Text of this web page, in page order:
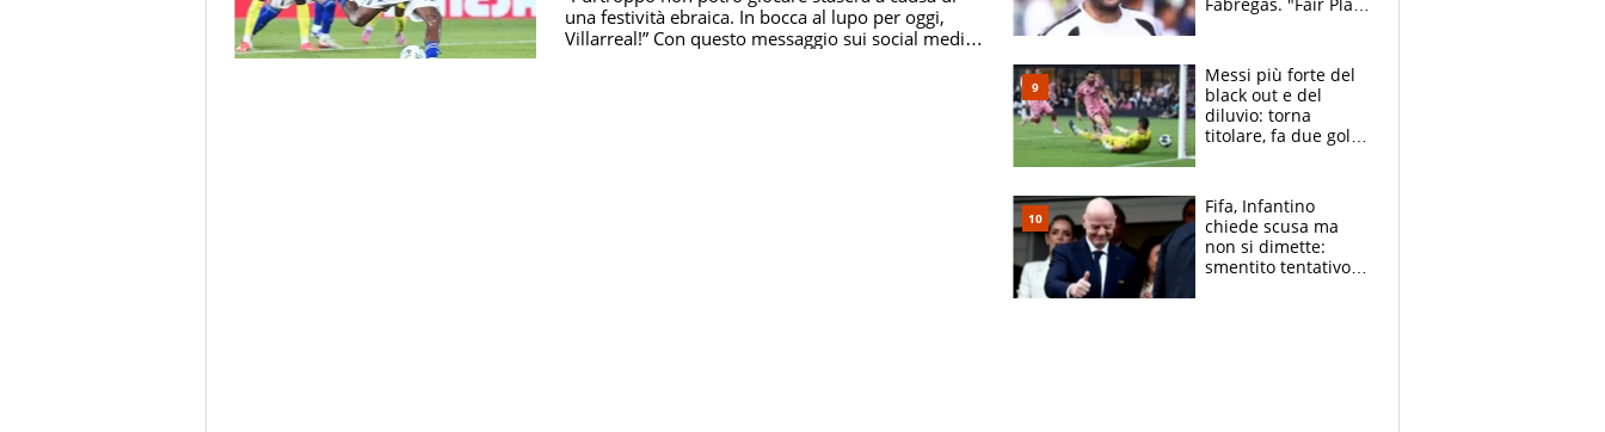
una festività ebraica. In bocca al lupo per oggi,
Villarreal!” Con questo messaggio sui social media,
multa"
Messi più forte del
black out e del
diluvio: torna
titolare, fa due gol e
che ritiro
Fifa, Infantino
chiede scusa ma
non si dimette:
smentito tentativo di